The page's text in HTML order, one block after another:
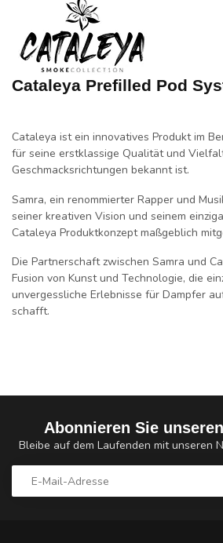
Cataleya Prefilled Pod
Cataleya ist ein innovatives Produkt im
für seine erstklassige Qualität und
Geschmacksrichtungen bekannt ist.
Samra, ein renommierter Rapper und
seiner kreativen Vision und seinem
Cataleya Produktkonzept maßgeblich
Die Partnerschaft zwischen Samra und
Fusion von Kunst und Technologie, die
unvergessliche Erlebnisse für Dampfer
schafft.
Abonnieren Sie
Bleibe auf dem Laufenden mit unseren